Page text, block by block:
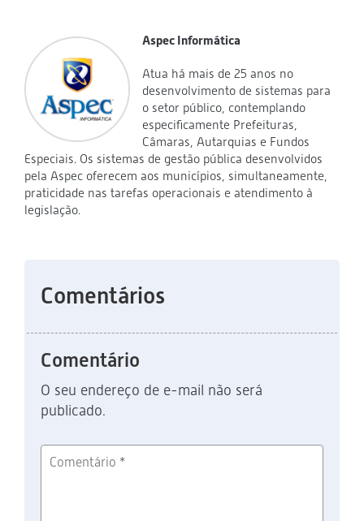
Aspec Informática
Atua há mais de 25 anos no
desenvolvimento de sistemas para
o setor público, contemplando
especificamente Prefeituras,
Câmaras, Autarquias e Fundos
Especiais. Os sistemas de gestão pública desenvolvidos
pela Aspec oferecem aos municípios, simultaneamente,
praticidade nas tarefas operacionais e atendimento à
legislação.
Comentários
Comentário
O seu endereço de e-mail não será
publicado.